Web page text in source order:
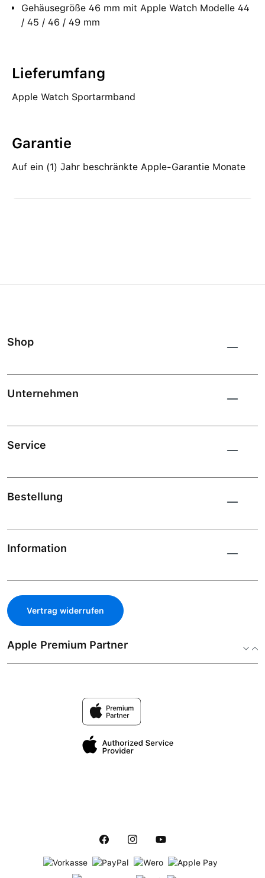
Gehäusegröße 46 mm mit Apple Watch Modelle 44
/ 45 / 46 / 49 mm
Lieferumfang
Apple Watch Sportarmband
Garantie
Auf ein (1) Jahr beschränkte Apple-Garantie Monate
Shop
Unternehmen
Service
Bestellung
Information
Vertrag widerrufen
Apple Premium Partner